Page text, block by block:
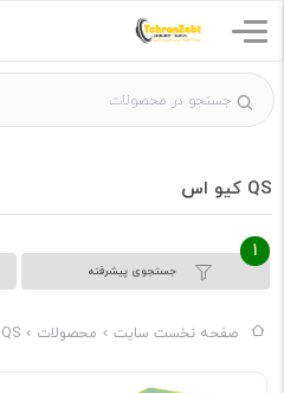
QS کیو اس
جستجوی پیشرفته
1
صفحه نخست سایت محصولات QS